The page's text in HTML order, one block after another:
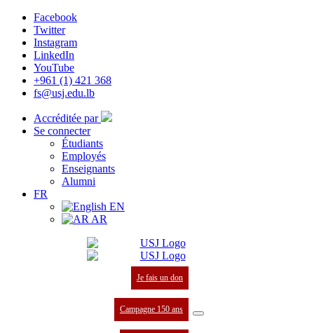
Facebook
Twitter
Instagram
LinkedIn
YouTube
+961 (1) 421 368
fs@usj.edu.lb
Accréditée par
Se connecter
Étudiants
Employés
Enseignants
Alumni
FR
EN
AR
Je fais un don
Campagne 150 ans